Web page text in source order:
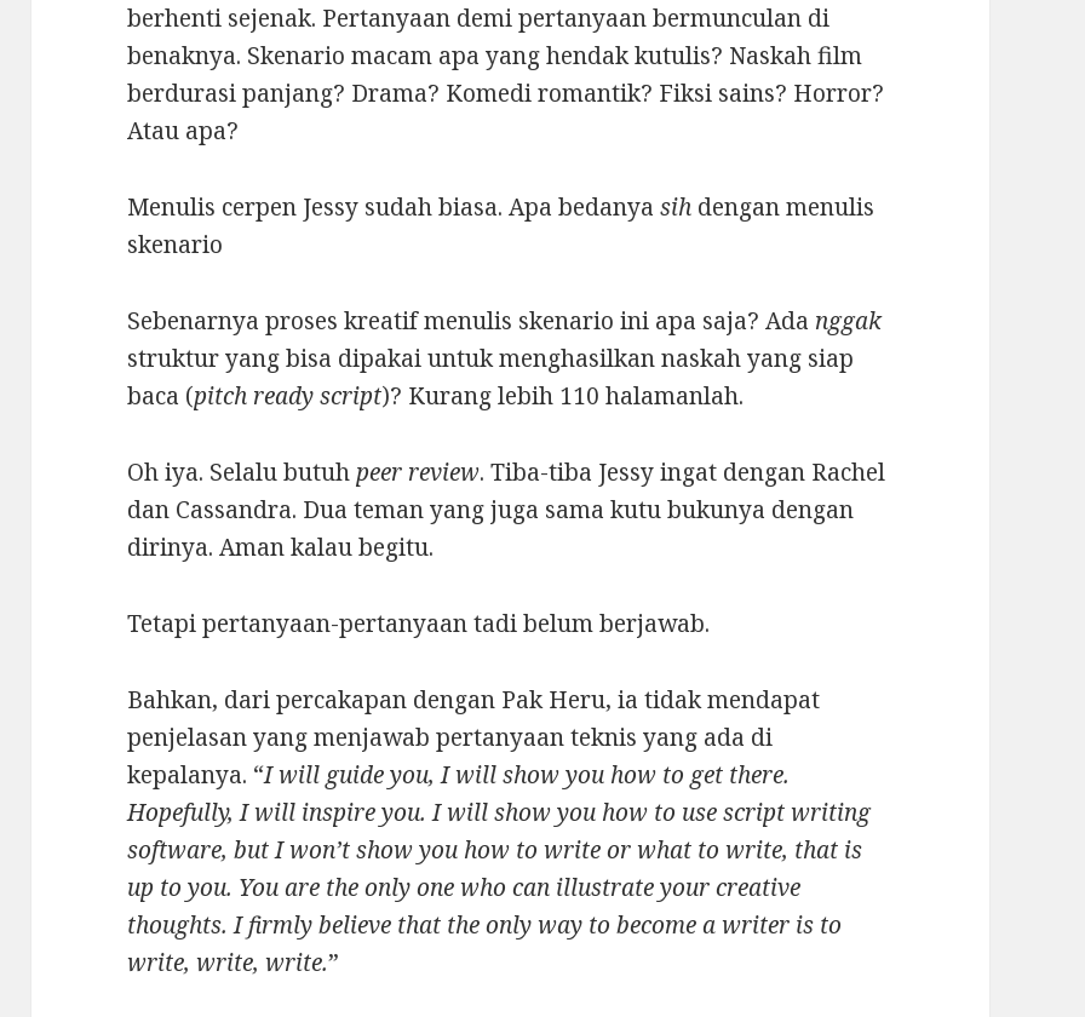
berhenti sejenak. Pertanyaan demi pertanyaan bermunculan di
benaknya. Skenario macam apa yang hendak kutulis? Naskah film
berdurasi panjang? Drama? Komedi romantik? Fiksi sains? Horror?
Atau apa?
Menulis cerpen Jessy sudah biasa. Apa bedanyasih dengan menulis
skenario
Sebenarnya proses kreatif menulis skenario ini apa saja? Ada nggak
struktur yang bisa dipakai untuk menghasilkan naskah yang siap
baca (pitch ready script)? Kurang lebih 110 halamanlah.
Oh iya. Selalu butuh peer review. Tiba-tiba Jessy ingat dengan Rachel
dan Cassandra. Dua teman yang juga sama kutu bukunya dengan
dirinya. Aman kalau begitu.
Tetapi pertanyaan-pertanyaan tadi belum berjawab.
Bahkan, dari percakapan dengan Pak Heru, ia tidak mendapat
penjelasan yang menjawab pertanyaan teknis yang ada di
kepalanya. “I will guide you, I will show you how to get there.
Hopefully, I will inspire you. I will show you how to use script writing
software, but I won’t show you how to write or what to write, that is
up to you. You are the only one who can illustrate your creative
thoughts. I firmly believe that the only way to become a writer is to
write, write, write.”